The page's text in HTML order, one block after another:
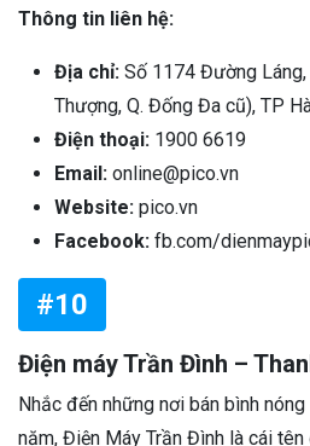
Thông tin liên hệ:
Địa chỉ: Số 1174 Đường Láng,
Thượng, Q. Đống Đa cũ), TP
Điện thoại: 1900 6619
Email: online@pico.vn
Website: pico.vn
Facebook: fb.com/
#10
Điện máy Trần Đình –
Nhắc đến những nơi bán bình
năm, Điện Máy Trần Đình là cái